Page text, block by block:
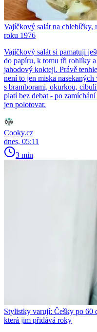
Vajíčkový salát na
roku 1976
Vajíčkový salát si pamatuji
do papíru, k tomu tři rohlíky
jahodový koktejl. Právě
není to jen miska
s bramborami, okurkou,
platí bez debat - po
jen polotovar.
Cooky.cz
dnes, 05:11
3 min
Stylistky varují: Češky po 60
která jim přidává roky